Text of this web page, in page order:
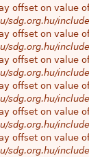
offset on value
sdg.org.hu/
offset on value
sdg.org.hu/
offset on value
sdg.org.hu/
offset on value
sdg.org.hu/
offset on value
sdg.org.hu/
offset on value
sdg.org.hu/